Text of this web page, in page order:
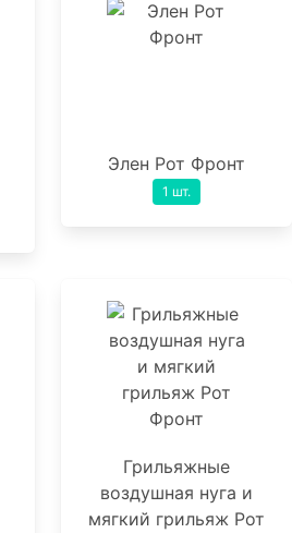
Элен Рот Фронт
1 шт.
Грильяжные
воздушная нуга и
мягкий грильяж Рот